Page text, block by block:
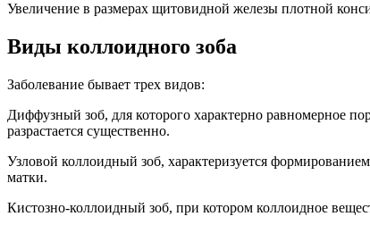
Увеличение в размерах щитовидной железы плотной
Виды коллоидного зоба
Заболевание бывает трех видов:
Диффузный зоб, для которого характерно равномерное
разрастается существенно.
Узловой коллоидный зоб, характеризуется
матки.
Кистозно-коллоидный зоб, при котором коллоидное